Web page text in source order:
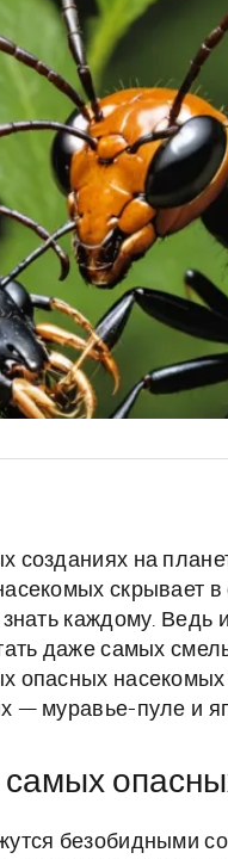
созданиях на
скрывает
каждому.
даже самых
опасных
— муравье-пуле и
безобидными